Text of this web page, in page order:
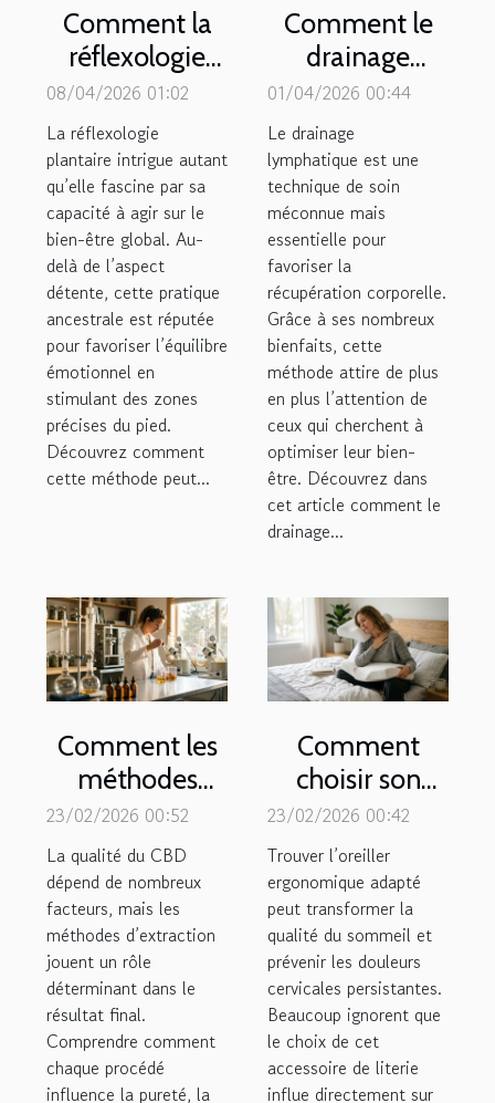
Comment la
réflexologie
plantaire peut-
elle équilibrer
vos émotions ?
08/04/2026 01:02
La réflexologie
plantaire intrigue autant
qu’elle fascine par sa
capacité à agir sur le
bien-être global. Au-
delà de l’aspect
détente, cette pratique
ancestrale est réputée
pour favoriser l’équilibre
émotionnel en
stimulant des zones
précises du pied.
Découvrez comment
cette méthode peut...
Comment le
drainage
lymphatique
favorise-t-il la
récupération
corporelle ?
01/04/2026 00:44
Le drainage
lymphatique est une
technique de soin
méconnue mais
essentielle pour
favoriser la
récupération corporelle.
Grâce à ses nombreux
bienfaits, cette
méthode attire de plus
en plus l’attention de
ceux qui cherchent à
optimiser leur bien-
être. Découvrez dans
cet article comment le
drainage...
Comment les
méthodes
d'extraction
influencent-
elles la qualité
du CBD ?
23/02/2026 00:52
La qualité du CBD
dépend de nombreux
facteurs, mais les
méthodes d’extraction
jouent un rôle
déterminant dans le
résultat final.
Comprendre comment
chaque procédé
influence la pureté, la
Comment
choisir son
oreiller
ergonomique
pour éviter les
douleurs
cervicales ?
23/02/2026 00:42
Trouver l’oreiller
ergonomique adapté
peut transformer la
qualité du sommeil et
prévenir les douleurs
cervicales persistantes.
Beaucoup ignorent que
le choix de cet
accessoire de literie
influe directement sur